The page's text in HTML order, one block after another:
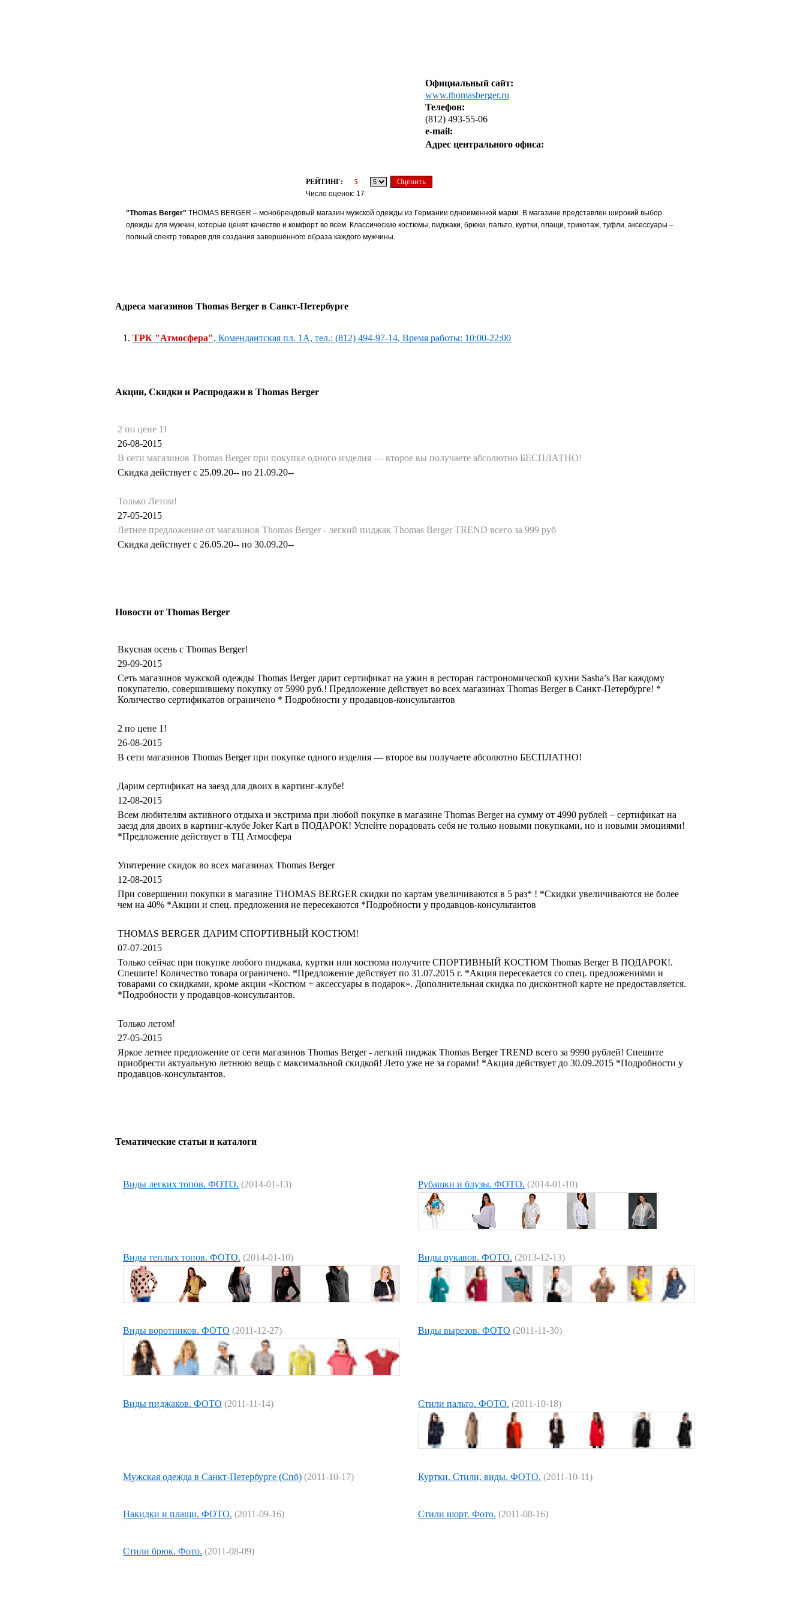
Официальный сайт:
www.thomasberger.ru
Телефон:
(812) 493-55-06
e-mail:
Адрес центрального офиса:
РЕЙТИНГ: 5
Число оценок: 17
"Thomas Berger" THOMAS BERGER – монобрендовый магазин мужской одежды из Германии одноименной марки. В магазине представлен широкий выбор
одежды для мужчин, которые ценят качество и комфорт во всем. Классические костюмы, пиджаки, брюки, пальто, куртки, плащи, трикотаж, туфли, аксессуары –
полный спектр товаров для создания завершённого образа каждого мужчины.
Адреса магазинов Thomas Berger в Санкт-Петербурге
1. ТРК "Атмосфера", Комендантская пл. 1А, тел.: (812) 494-97-14, Время работы: 10:00-22:00
Акции, Скидки и Распродажи в Thomas Berger
2 по цене 1!
26-08-2015
В сети магазинов Thomas Berger при покупке одного изделия — второе вы получаете абсолютно БЕСПЛАТНО!
Скидка действует с 25.09.20-- по 21.09.20--
Только Летом!
27-05-2015
Летнее предложение от магазинов Thomas Berger - легкий пиджак Thomas Berger TREND всего за 999 руб
Скидка действует с 26.05.20-- по 30.09.20--
Новости от Thomas Berger
Вкусная осень с Thomas Berger!
29-09-2015
Сеть магазинов мужской одежды Thomas Berger дарит сертификат на ужин в ресторан гастрономической кухни Sasha’s Bar каждому
покупателю, совершившему покупку от 5990 руб.! Предложение действует во всех магазинах Thomas Berger в Санкт-Петербурге! *
Количество сертификатов ограничено * Подробности у продавцов-консультантов
2 по цене 1!
26-08-2015
В сети магазинов Thomas Berger при покупке одного изделия — второе вы получаете абсолютно БЕСПЛАТНО!
Дарим сертификат на заезд для двоих в картинг-клубе!
12-08-2015
Всем любителям активного отдыха и экстрима при любой покупке в магазине Thomas Berger на сумму от 4990 рублей – сертификат на
заезд для двоих в картинг-клубе Joker Kart в ПОДАРОК! Успейте порадовать себя не только новыми покупками, но и новыми эмоциями!
*Предложение действует в ТЦ Атмосфера
Упятерение скидок во всех магазинах Thomas Berger
12-08-2015
При совершении покупки в магазине THOMAS BERGER скидки по картам увеличиваются в 5 раз* ! *Скидки увеличиваются не более
чем на 40% *Акции и спец. предложения не пересекаются *Подробности у продавцов-консультантов
THOMAS BERGER ДАРИМ СПОРТИВНЫЙ КОСТЮМ!
07-07-2015
Только сейчас при покупке любого пиджака, куртки или костюма получите СПОРТИВНЫЙ КОСТЮМ Thomas Berger В ПОДАРОК!.
Спешите! Количество товара ограничено. *Предложение действует по 31.07.2015 г. *Акция пересекается со спец. предложениями и
товарами со скидками, кроме акции «Костюм + аксессуары в подарок». Дополнительная скидка по дисконтной карте не предоставляется.
*Подробности у продавцов-консультантов.
Только летом!
27-05-2015
Яркое летнее предложение от сети магазинов Thomas Berger - легкий пиджак Thomas Berger TREND всего за 9990 рублей! Спешите
приобрести актуальную летнюю вещь с максимальной скидкой! Лето уже не за горами! *Акция действует до 30.09.2015 *Подробности у
продавцов-консультантов.
Тематические статьи и каталоги
Виды легких топов. ФОТО. (2014-01-13) Рубашки и блузы. ФОТО. (2014-01-10)
Виды теплых топов. ФОТО. (2014-01-10) Виды рукавов. ФОТО. (2013-12-13)
Виды воротников. ФОТО (2011-12-27) Виды вырезов. ФОТО (2011-11-30)
Виды пиджаков. ФОТО (2011-11-14) Стили пальто. ФОТО. (2011-10-18)
Мужская одежда в Санкт-Петербурге (Спб) (2011-10-17) Куртки. Стили, виды. ФОТО. (2011-10-11)
Накидки и плащи. ФОТО. (2011-09-16) Стили шорт. Фото. (2011-08-16)
Стили брюк. Фото. (2011-08-09)